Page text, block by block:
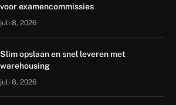
voor examencommissies
juli 8, 2026
Slim opslaan en snel leveren met
warehousing
juli 8, 2026